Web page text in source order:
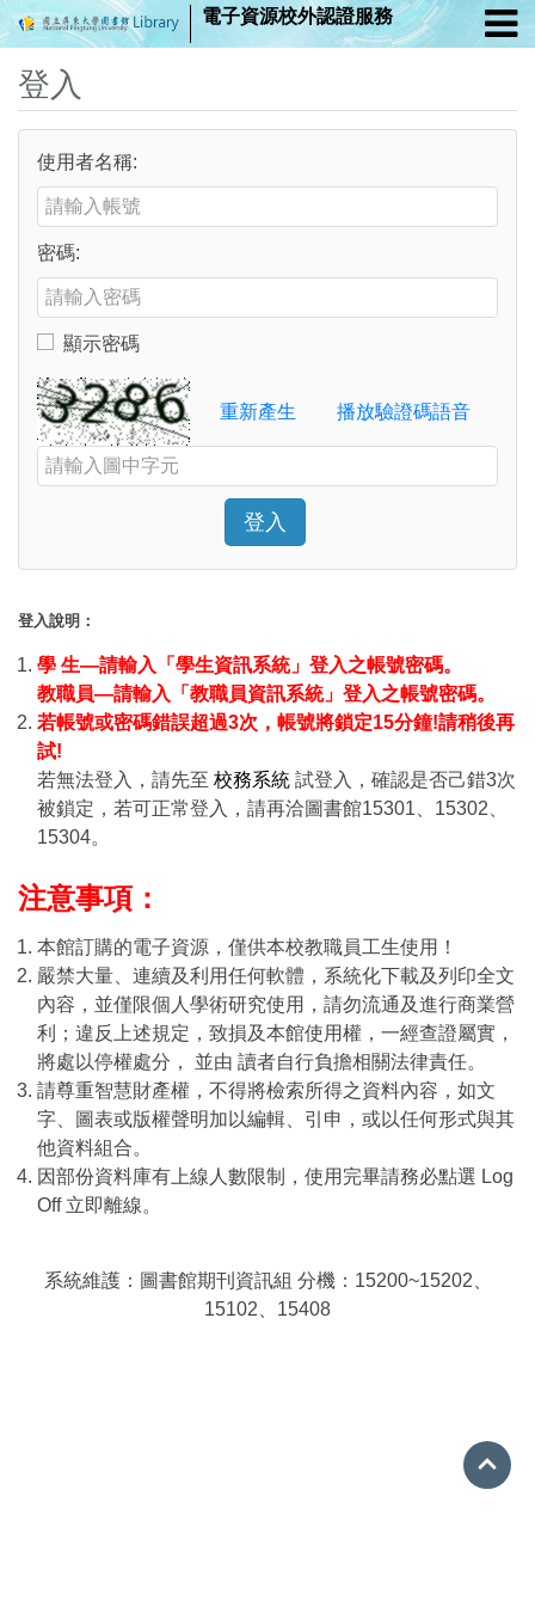
電子資源校外認證服務
登入
使用者名稱:
Enter your username or email address
密碼:
Enter your password
顯示密碼
Toggle to show or hide your password
Verification Code
重新產生
播放驗證碼語音
Enter the characters shown in the image above
登入
Click to sign in with your username
登入說明：
學 生—請輸入「學生資訊系統」登入之帳號密碼。
教職員—請輸入「教職員資訊系統」登入之帳號密碼。
若帳號或密碼錯誤超過3次，帳號將鎖定15分鐘!請稍後再
試!
若無法登入，請先至 校務系統 試登入，確認是否己錯3次
被鎖定，若可正常登入，請再洽圖書館15301、15302、
15304。
注意事項：
本館訂購的電子資源，僅供本校教職員工生使用！
嚴禁大量、連續及利用任何軟體，系統化下載及列印全文
內容，並僅限個人學術研究使用，請勿流通及進行商業營
利；違反上述規定，致損及本館使用權，一經查證屬實，
將處以停權處分， 並由 讀者自行負擔相關法律責任。
請尊重智慧財產權，不得將檢索所得之資料內容，如文
字、圖表或版權聲明加以編輯、引申，或以任何形式與其
他資料組合。
因部份資料庫有上線人數限制，使用完畢請務必點選 Log
Off 立即離線。
系統維護：圖書館期刊資訊組 分機：15200~15202、
15102、15408